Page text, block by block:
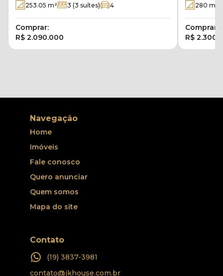
253.05 m² 3 (3 suítes) 4
Comprar:
R$ 2.090.000
280 m²
Comprar:
R$
Navegação
Home
Imóveis
Fale conosco
Quero anunciar
Quem somos
Mapa do site
Contato
(19) 3837-3981
contato@jkhouse.com.br